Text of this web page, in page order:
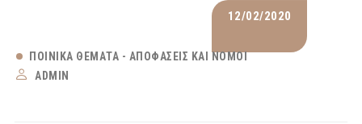
12/02/2020
ΠΟΙΝΙΚΆ ΘΈΜΑΤΑ - ΑΠΟΦΆΣΕΙΣ ΚΑΙ ΝΌΜΟΙ
ADMIN